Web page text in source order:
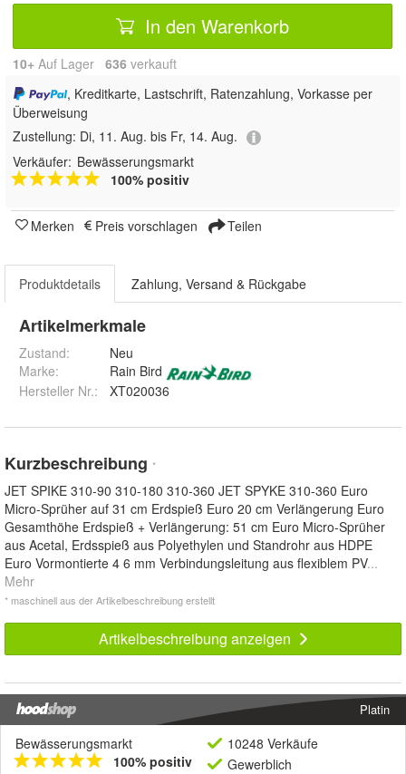
In den Warenkorb
10+ Auf Lager 636 verkauft
, Kreditkarte, Lastschrift, Ratenzahlung, Vorkasse per
Überweisung
Zustellung: Di, 11. Aug. bis Fr, 14. Aug.
Verkäufer: Bewässerungsmarkt
100% positiv
Merken Preis vorschlagen Teilen
Produktdetails Zahlung, Versand & Rückgabe
Artikelmerkmale
Zustand:
Neu
Marke:
Rain Bird
Hersteller Nr.:
XT020036
Kurzbeschreibung *
JET SPIKE 310-90 310-180 310-360 JET SPYKE 310-360 Euro
Micro-Sprüher auf 31 cm Erdspieß Euro 20 cm Verlängerung Euro
Gesamthöhe Erdspieß + Verlängerung: 51 cm Euro Micro-Sprüher
aus Acetal, Erdsspieß aus Polyethylen und Standrohr aus HDPE
Euro Vormontierte 4 6 mm Verbindungsleitung aus flexiblem PV...
Mehr
* maschinell aus der Artikelbeschreibung erstellt
Artikelbeschreibung anzeigen
Platin
Bewässerungsmarkt
100% positiv
10248 Verkäufe
Gewerblich